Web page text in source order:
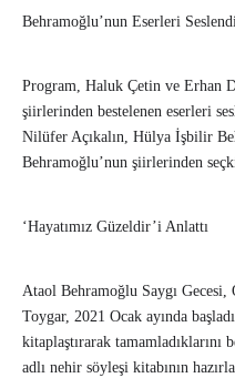
Behramoğlu’nun Eserleri
Program, Haluk Çetin ve Erhan
şiirlerinden bestelenen eserleri
Nilüfer Açıkalın, Hülya İşbilir
Behramoğlu’nun şiirlerinden
‘Hayatımız Güzeldir’i Anlattı
Ataol Behramoğlu Saygı
Toygar, 2021 Ocak ayında
kitaplaştırarak tamamladıklarını
adlı nehir söyleşi kitabının